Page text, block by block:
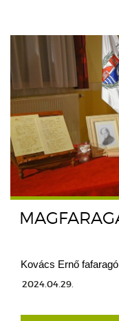
Kovács Ernő
2024.04.29.